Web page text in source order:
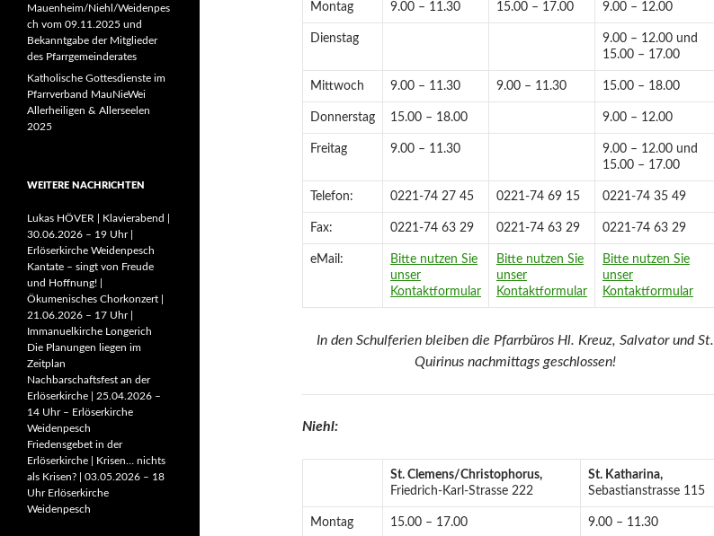
Montag 9.00 – 11.30 15.00 – 17.00 9.00 – 12.00
Dienstag
9.00 – 12.00 und
15.00 – 17.00
Mittwoch 9.00 – 11.30 9.00 – 11.30 15.00 – 18.00
Donnerstag 15.00 – 18.00 9.00 – 12.00
Freitag 9.00 – 11.30
9.00 – 12.00 und
15.00 – 17.00
Telefon: 0221-74 27 45 0221-74 69 15 0221-74 35 49
Fax: 0221-74 63 29 0221-74 63 29 0221-74 63 29
eMail:
Bitte nutzen Sie
unser
Kontaktformular
Bitte nutzen Sie
unser
Kontaktformular
Bitte nutzen Sie
unser
Kontaktformular
In den Schulferien bleiben die Pfarrbüros Hl. Kreuz, Salvator und St.
Quirinus nachmittags geschlossen!
Niehl:
St. Clemens/Christophorus,
Friedrich-Karl-Strasse 222
St. Katharina,
Sebastianstrasse 115
Montag 15.00 – 17.00 9.00 – 11.30
Mauenheim/Niehl/Weidenpes
ch vom 09.11.2025 und
Bekanntgabe der Mitglieder
des Pfarrgemeinderates
Katholische Gottesdienste im
Pfarrverband MauNieWei
Allerheiligen & Allerseelen
2025
WEITERE NACHRICHTEN
Lukas HÖVER | Klavierabend |
30.06.2026 – 19 Uhr |
Erlöserkirche Weidenpesch
Kantate – singt von Freude
und Hoffnung! |
Ökumenisches Chorkonzert |
21.06.2026 – 17 Uhr |
Immanuelkirche Longerich
Die Planungen liegen im
Zeitplan
Nachbarschaftsfest an der
Erlöserkirche | 25.04.2026 –
14 Uhr – Erlöserkirche
Weidenpesch
Friedensgebet in der
Erlöserkirche | Krisen… nichts
als Krisen? | 03.05.2026 – 18
Uhr Erlöserkirche
Weidenpesch